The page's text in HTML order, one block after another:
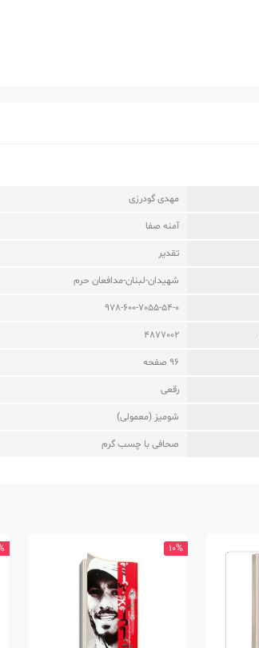
مهدی گودرزی
آمنه صفا
تقدیر
شهیدان-لبنان-مدافعان حرم
978-600-7055-54-0
4877002
96 صفحه
رقعی
شومیز (معمولی)
صحافی با چسب گرم
10%